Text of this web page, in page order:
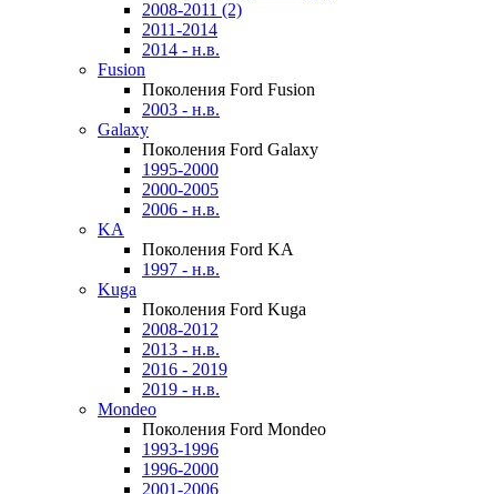
2008-2011 (2)
2011-2014
2014 - н.в.
Fusion
Поколения Ford Fusion
2003 - н.в.
Galaxy
Поколения Ford Galaxy
1995-2000
2000-2005
2006 - н.в.
KA
Поколения Ford KA
1997 - н.в.
Kuga
Поколения Ford Kuga
2008-2012
2013 - н.в.
2016 - 2019
2019 - н.в.
Mondeo
Поколения Ford Mondeo
1993-1996
1996-2000
2001-2006